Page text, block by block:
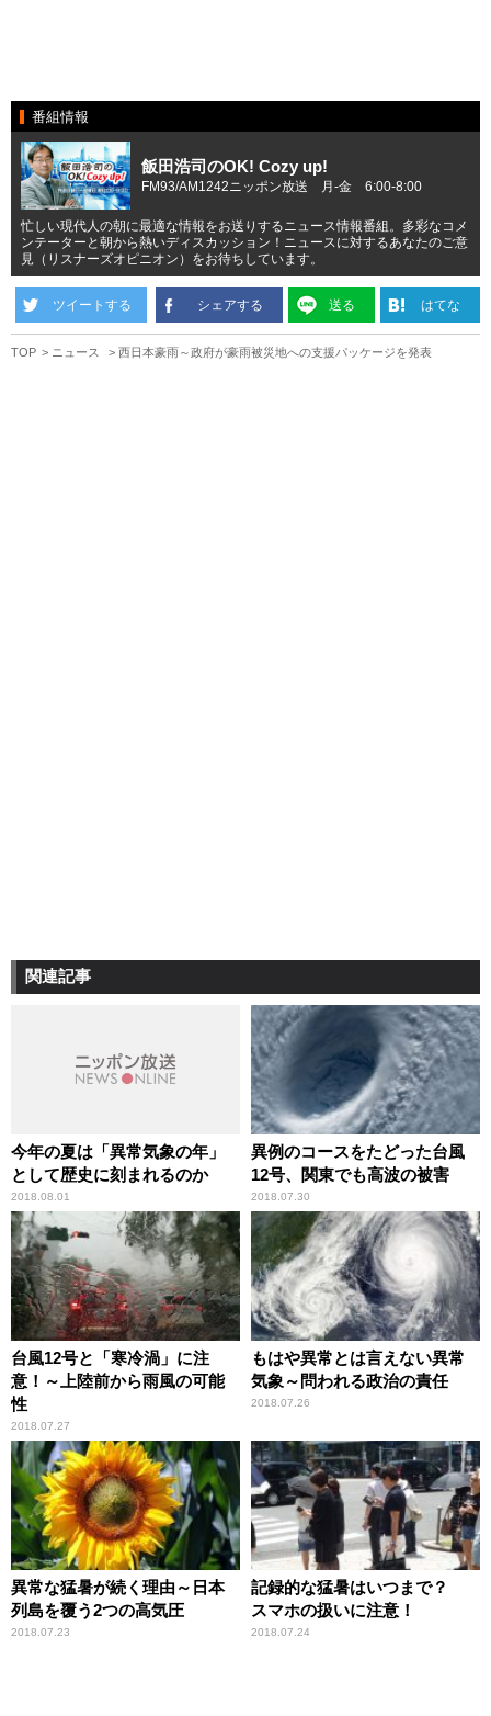
番組情報
飯田浩司のOK! Cozy up!
FM93/AM1242ニッポン放送 月-金 6:00-8:00
忙しい現代人の朝に最適な情報をお送りするニュース情報番組。多彩なコメ
ンテーターと朝から熱いディスカッション！ニュースに対するあなたのご意
見（リスナーズオピニオン）をお待ちしています。
ツイートする シェアする 送る はてな
TOP ニュース 西日本豪雨～政府が豪雨被災地への支援パッケージを発表
関連記事
今年の夏は「異常気象の年」
として歴史に刻まれるのか
2018.08.01
異例のコースをたどった台風
12号、関東でも高波の被害
2018.07.30
台風12号と「寒冷渦」に注
意！～上陸前から雨風の可能
性
2018.07.27
もはや異常とは言えない異常
気象～問われる政治の責任
2018.07.26
異常な猛暑が続く理由～日本
列島を覆う2つの高気圧
2018.07.23
記録的な猛暑はいつまで？
スマホの扱いに注意！
2018.07.24